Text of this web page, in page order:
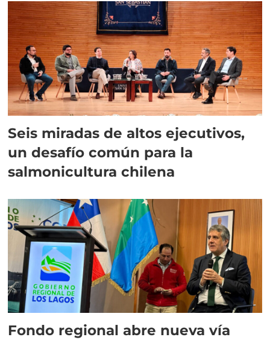
Seis miradas de altos ejecutivos,
un desafío común para la
salmonicultura chilena
Fondo regional abre nueva vía